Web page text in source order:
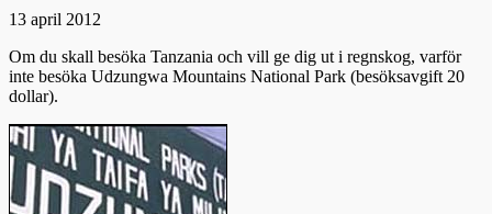
13 april 2012
Om du skall besöka Tanzania och vill ge dig ut i regnskog, varför
inte besöka Udzungwa Mountains National Park (besöksavgift 20
dollar).